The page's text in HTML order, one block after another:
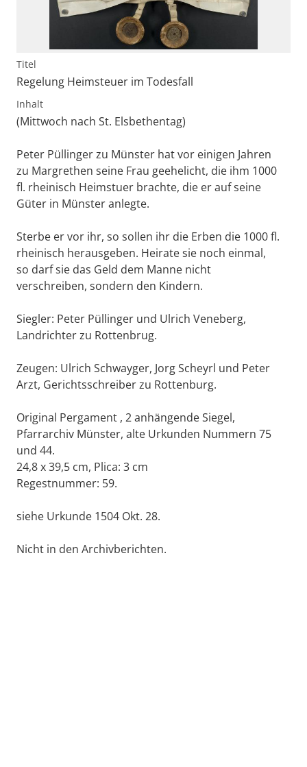
Titel
Regelung Heimsteuer im Todesfall
Inhalt
(Mittwoch nach St. Elsbethentag)
Peter Püllinger zu Münster hat vor einigen Jahren
zu Margrethen seine Frau geehelicht, die ihm 1000
fl. rheinisch Heimstuer brachte, die er auf seine
Güter in Münster anlegte.
Sterbe er vor ihr, so sollen ihr die Erben die 1000 fl.
rheinisch herausgeben. Heirate sie noch einmal,
so darf sie das Geld dem Manne nicht
verschreiben, sondern den Kindern.
Siegler: Peter Püllinger und Ulrich Veneberg,
Landrichter zu Rottenbrug.
Zeugen: Ulrich Schwayger, Jorg Scheyrl und Peter
Arzt, Gerichtsschreiber zu Rottenburg.
Original Pergament , 2 anhängende Siegel,
Pfarrarchiv Münster, alte Urkunden Nummern 75
und 44.
24,8 x 39,5 cm, Plica: 3 cm
Regestnummer: 59.
siehe Urkunde 1504 Okt. 28.
Nicht in den Archivberichten.